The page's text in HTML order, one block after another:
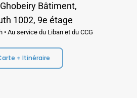
Bâtiment,
1002, 9e étage
• Au service du Liban et du CCG
+ Itinéraire